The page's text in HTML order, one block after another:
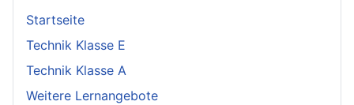
Startseite
Technik Klasse E
Technik Klasse A
Weitere Lernangebote